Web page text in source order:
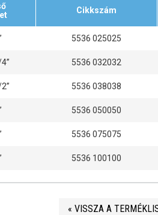
Cikkszám
5536 025025
5536 032032
5536 038038
5536 050050
5536 075075
5536 100100
« VISSZA A